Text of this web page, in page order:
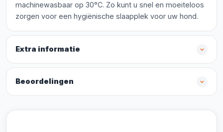
machinewasbaar op 30°C. Zo kunt u snel en moeiteloos
zorgen voor een hygiënische slaapplek voor uw hond.
Extra informatie
Beoordelingen